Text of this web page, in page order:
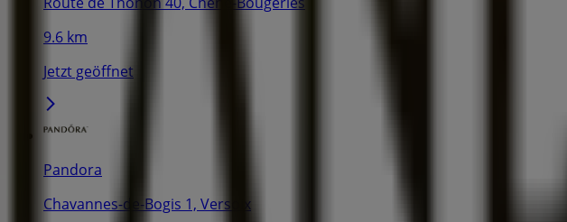
9.6 km
Jetzt geöffnet
Pandora
Chavannes-de-Bogis 1, Versoix